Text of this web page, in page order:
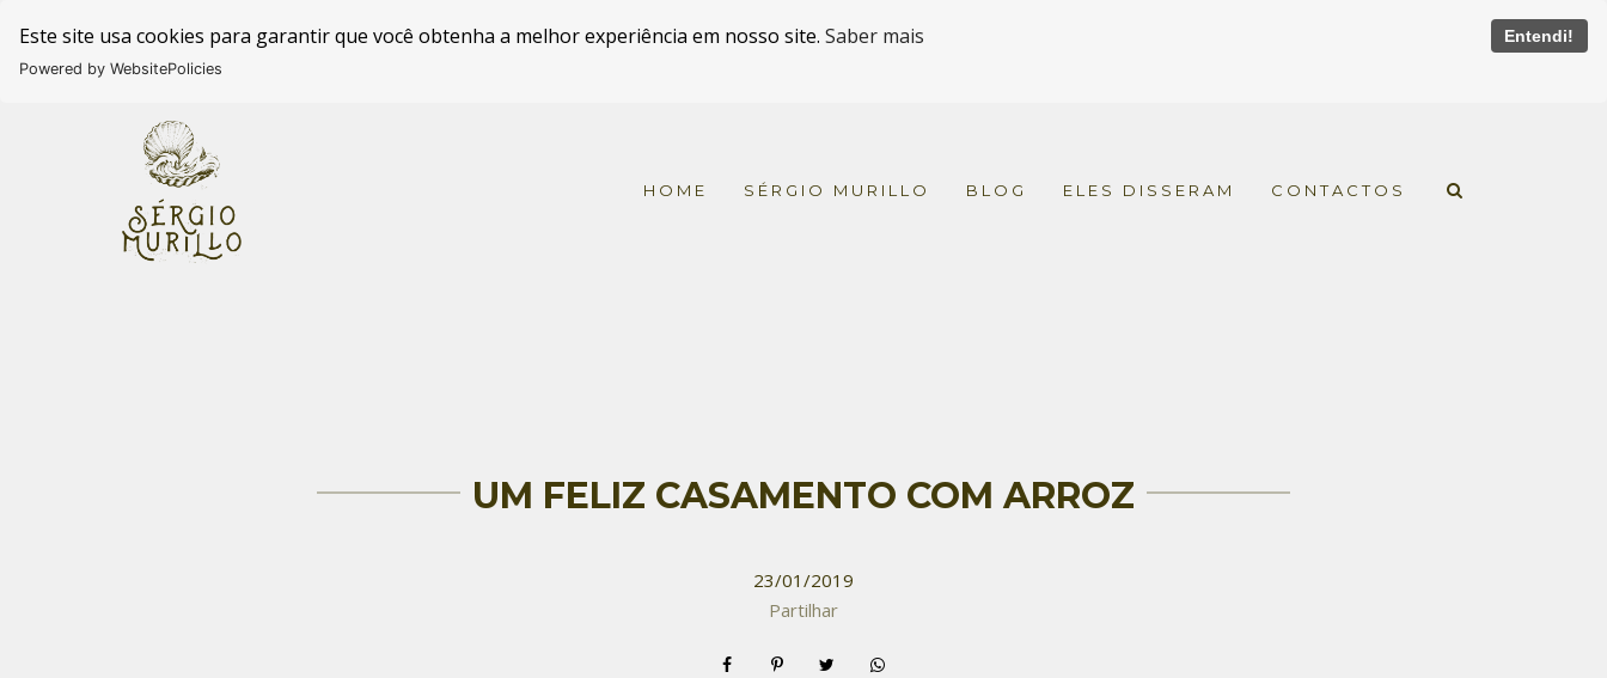
Este site usa cookies para garantir que você obtenha a melhor experiência em nosso site. Saber mais Entendi!
Powered by WebsitePolicies
HOME SÉRGIO MURILLO BLOG ELES DISSERAM CONTACTOS
UM FELIZ CASAMENTO COM ARROZ
23/01/2019
Partilhar